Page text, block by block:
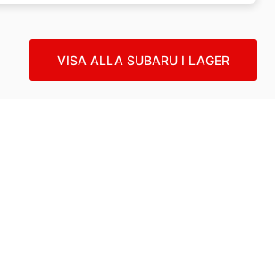
VISA ALLA SUBARU I LAGER